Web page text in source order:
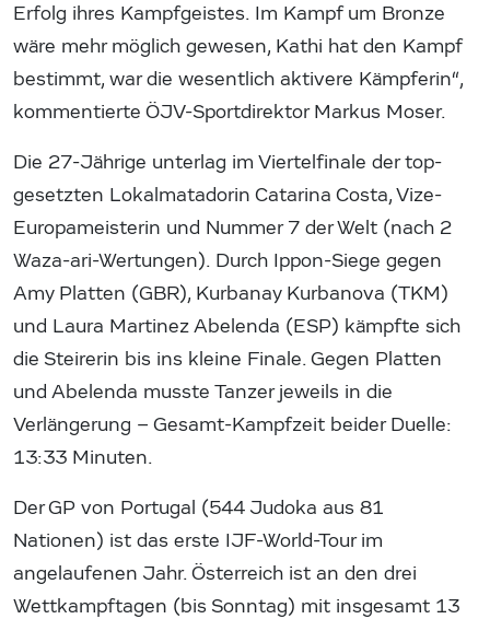
Erfolg ihres Kampfgeistes. Im Kampf um Bronze
wäre mehr möglich gewesen, Kathi hat den Kampf
bestimmt, war die wesentlich aktivere Kämpferin“,
kommentierte ÖJV-Sportdirektor Markus Moser.
Die 27-Jährige unterlag im Viertelfinale der top-
gesetzten Lokalmatadorin Catarina Costa, Vize-
Europameisterin und Nummer 7 der Welt (nach 2
Waza-ari-Wertungen). Durch Ippon-Siege gegen
Amy Platten (GBR), Kurbanay Kurbanova (TKM)
und Laura Martinez Abelenda (ESP) kämpfte sich
die Steirerin bis ins kleine Finale. Gegen Platten
und Abelenda musste Tanzer jeweils in die
Verlängerung – Gesamt-Kampfzeit beider Duelle:
13:33 Minuten.
Der GP von Portugal (544 Judoka aus 81
Nationen) ist das erste IJF-World-Tour im
angelaufenen Jahr. Österreich ist an den drei
Wettkampftagen (bis Sonntag) mit insgesamt 13